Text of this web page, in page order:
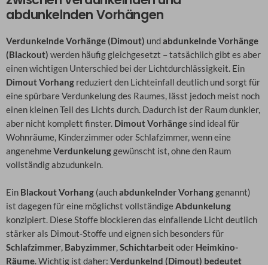
abdunkelnden Vorhängen
Verdunkelnde Vorhänge (Dimout) undabdunkelnde Vorhänge
(Blackout) werden häufig gleichgesetzt – tatsächlich gibt es aber
einen wichtigen Unterschied bei der Lichtdurchlässigkeit. Ein
Dimout Vorhang reduziert den Lichteinfall deutlich und sorgt für
eine spürbare Verdunkelung des Raumes, lässt jedoch meist noch
einen kleinen Teil des Lichts durch. Dadurch ist der Raum dunkler,
aber nicht komplett finster. Dimout Vorhängesind ideal für
Wohnräume, Kinderzimmer oder Schlafzimmer, wenn eine
angenehmeVerdunkelunggewünscht ist, ohne den Raum
vollständig abzudunkeln.
Ein Blackout Vorhang (auchabdunkelnder Vorhanggenannt)
ist dagegen für eine möglichst vollständigeAbdunkelung
konzipiert. Diese Stoffe blockieren das einfallende Licht deutlich
stärker als Dimout-Stoffe und eignen sich besonders für
Schlafzimmer, Babyzimmer,Schichtarbeitoder Heimkino-
Räume. Wichtig ist daher: Verdunkelnd (Dimout) bedeutet